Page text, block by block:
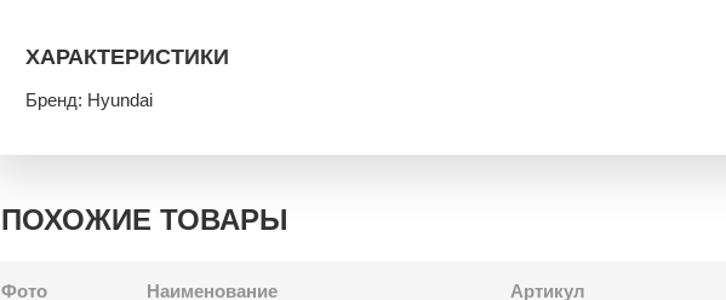
ХАРАКТЕРИСТИКИ
Бренд: Hyundai
ПОХОЖИЕ ТОВАРЫ
Фото Наименование Артикул